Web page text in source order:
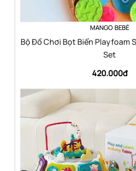
MANGO BEBÉ
Bộ Đồ Chơi Bọt Biển Playfoam
Set
420.000đ